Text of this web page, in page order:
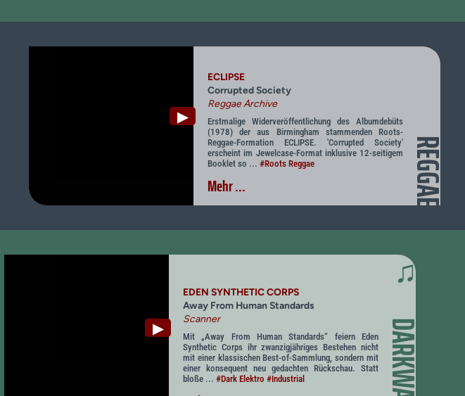
▶
REGGAE
ECLIPSE
Corrupted Society
Reggae Archive
Erstmalige Widerveröffentlichung des Albumdebüts
(1978) der aus Birmingham stammenden Roots-
Reggae-Formation ECLIPSE. 'Corrupted Society'
erscheint im Jewelcase-Format inklusive 12-seitigem
Booklet so ... #Roots Reggae
Mehr ...
▶
♫
DARKWAVE
EDEN SYNTHETIC CORPS
Away From Human Standards
Scanner
Mit „Away From Human Standards“ feiern Eden
Synthetic Corps ihr zwanzigjähriges Bestehen nicht
mit einer klassischen Best-of-Sammlung, sondern mit
einer konsequent neu gedachten Rückschau. Statt
bloße ... #Dark Elektro #Industrial